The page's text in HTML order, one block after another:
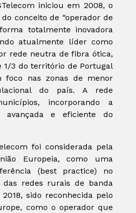
iniciou em 2008, o
conceito de “operador de
totalmente inovadora
atualmente líder como
rede neutra de fibra ótica,
1/3 do território de Portugal
foco nas zonas de menor
do país. A rede
incorporando a
avançada e eficiente do
foi considerada pela
Europeia, como uma
(best practice) no
das redes rurais de banda
sido reconhecida pelo
como o operador que